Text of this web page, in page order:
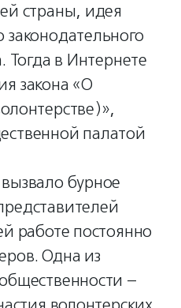
страны, идея
Тогда в Интернете
закона «О
палатой
бурное
работе постоянно
Одна из
–